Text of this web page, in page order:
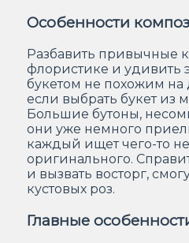
Особенности
Разбавить привычные
флористике и удивить
букетом не похожим на
если выбрать букет из
Большие бутоны,
они уже немного
каждый ищет чего-то
оригинального.
и вызвать восторг,
кустовых роз.
Главные